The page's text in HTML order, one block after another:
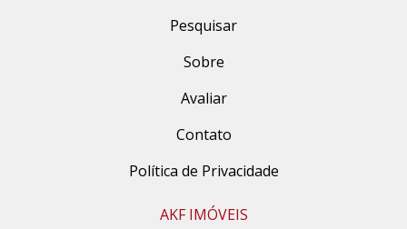
Pesquisar
Sobre
Avaliar
Contato
Política de Privacidade
AKF IMÓVEIS